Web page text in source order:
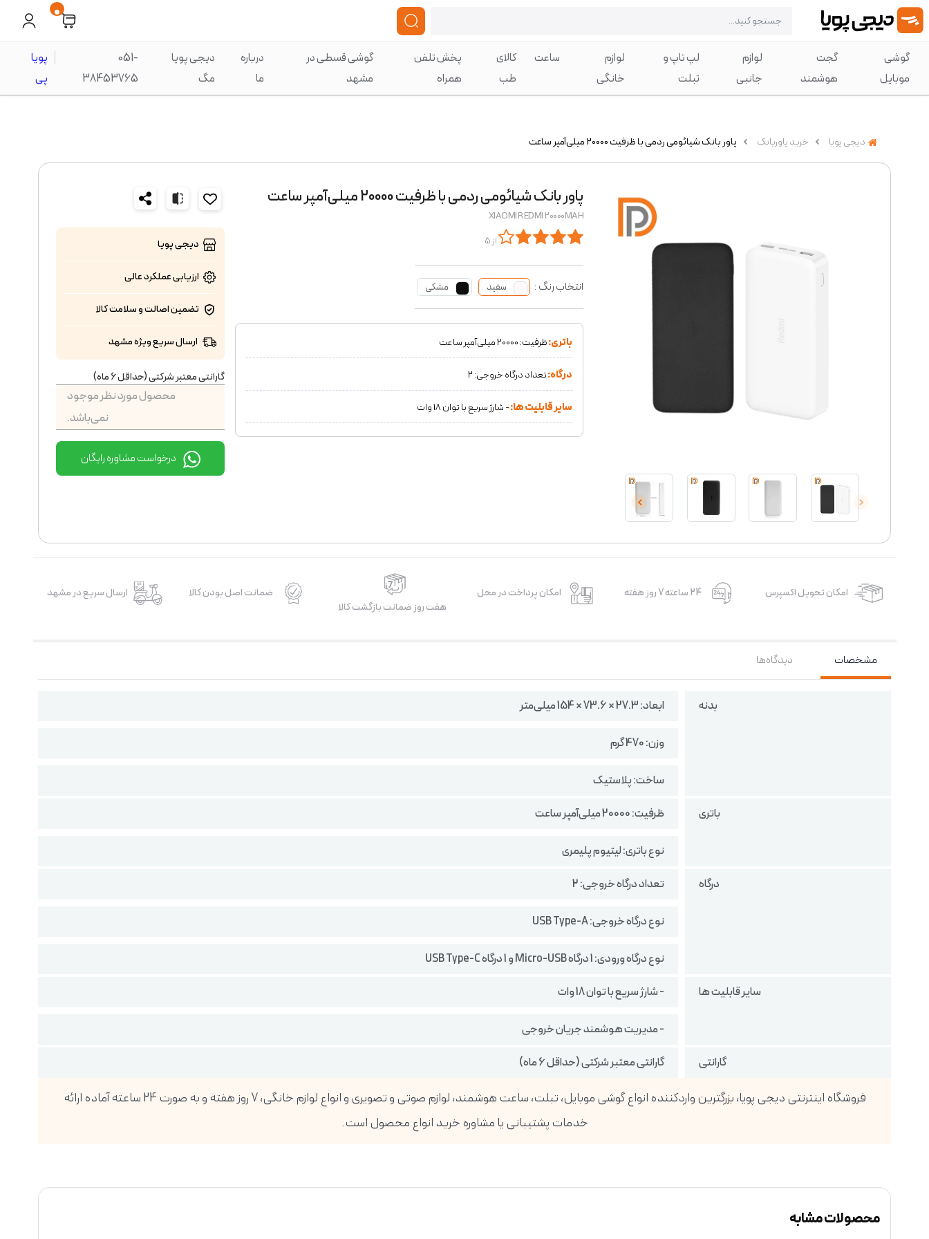
0
گوشی
موبایل
گجت
هوشمند
لوازم
جانبی
لپ تاپ و
تبلت
لوازم
خانگی
ساعت
کالای
طب
پخش تلفن
همراه
گوشی قسطی در
مشهد
درباره
ما
دیجی پویا
مگ
051-
38453765
پویا
پی
دیجی پویا خرید پاوربانک پاور بانک شیائومی ردمی با ظرفیت 20000 میلی‌آمپر ساعت
پاور بانک شیائومی ردمی با ظرفیت 20000 میلی‌آمپر ساعت
XIAOMI REDMI 20000MAH
از 5
انتخاب رنگ : سفید مشکی
باتری:ظرفیت: 20000 میلی‌آمپر ساعت
درگاه:تعداد درگاه خروجی: 2
سایر قابلیت ها:- شارژ سریع با توان 18 وات
دیجی پویا
ارزیابی عملکردعالی
تضمین اصالت و سلامت کالا
ارسال سریع ویژه مشهد
گارانتی معتبر شرکتی (حداقل 6 ماه)
محصول مورد نظر موجود
نمی‌باشد.
درخواست مشاوره رایگان
امکان تحویل اکسپرس 24 ساعته 7 روز هفته
امکان پرداخت در محل
هفت روز ضمانت بازگشت کالا
ضمانت اصل بودن کالا ارسال سریع در مشهد
مشخصات دیدگاه‌ها
بدنه ابعاد: 27.3 × 73.6 × 154 میلی‌متر
وزن: 470 گرم
ساخت: پلاستیک
باتری
ظرفیت: 20000 میلی‌آمپر ساعت
نوع باتری: لیتیوم پلیمری
درگاه
تعداد درگاه خروجی: 2
نوع درگاه خروجی: USB Type-A
نوع درگاه ورودی: 1 درگاه Micro-USB و 1 درگاه USB Type-C
سایر قابلیت ها
- شارژ سریع با توان 18 وات
- مدیریت هوشمند جریان خروجی
گارانتی
گارانتی معتبر شرکتی (حداقل 6 ماه)
فروشگاه اینترنتی دیجی پویا، بزرگترین واردکننده انواع گوشی موبایل، تبلت، ساعت هوشمند، لوازم صوتی و تصویری و انواع لوازم خانگی، 7 روز هفته و به صورت 24 ساعته آماده ارائه
خدمات پشتیبانی یا مشاوره خرید انواع محصول است.
محصولات مشابه